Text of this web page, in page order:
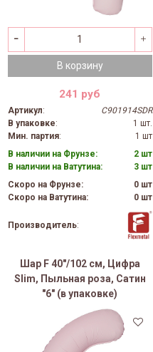
В корзину
241 руб
Артикул:
C901914SDR
В упаковке:
1 шт.
Мин. партия:
1 шт
В наличии на Фрунзе:
2 шт
В наличии на Ватутина:
3 шт
Скоро на Фрунзе:
0 шт
Скоро на Ватутина:
0 шт
Производитель:
Шар F 40"/102 см, Цифра
Slim, Пыльная роза, Сатин
"6" (в упаковке)